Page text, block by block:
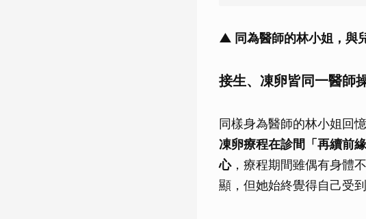
▲ 同為醫師的林小姐，與
接生、凍卵皆同一醫師
同樣身為醫師的林小姐回憶
凍卵療程在診間「再續前緣
心，療程期間雖偶有身體
顯，但她始終覺得自己受到